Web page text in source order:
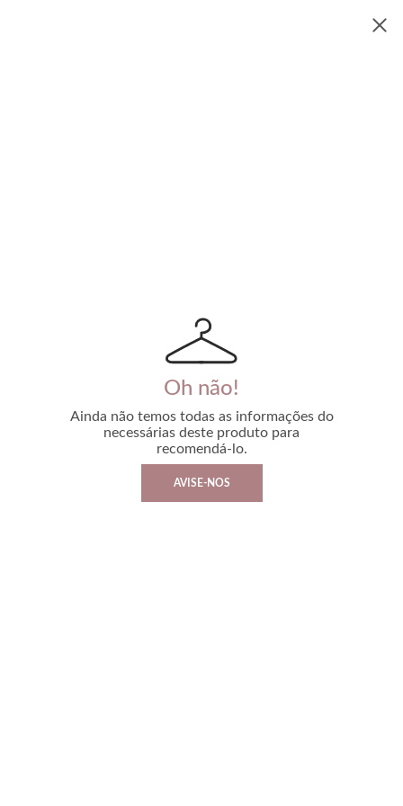
Oh não!
Ainda não temos todas as informações do
necessárias deste produto para
recomendá-lo.
AVISE-NOS